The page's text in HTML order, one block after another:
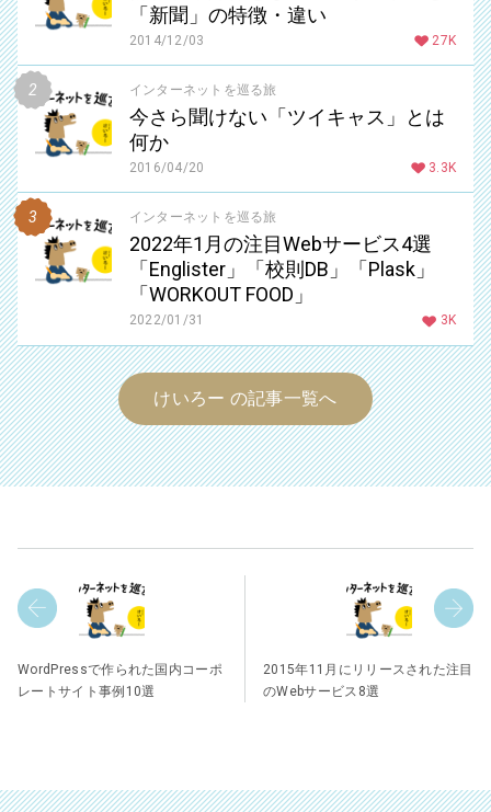
「新聞」の特徴・違い
2014/12/03 27K
インターネットを巡る旅
今さら聞けない「ツイキャス」とは
何か
2016/04/20 3.3K
インターネットを巡る旅
2022年1月の注目Webサービス4選
「Englister」「校則DB」「Plask」
「WORKOUT FOOD」
2022/01/31 3K
けいろー の記事一覧へ
WordPressで作られた国内コーポ
レートサイト事例10選
2015年11月にリリースされた注目
のWebサービス8選